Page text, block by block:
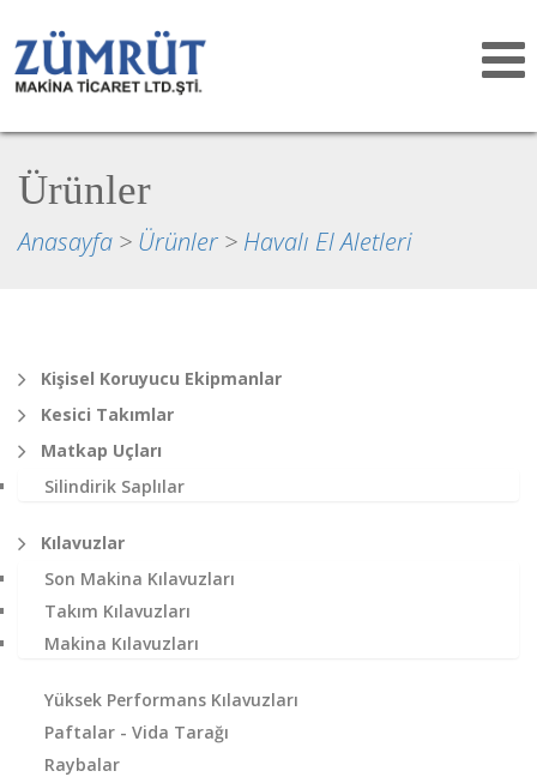
Toggle
Ürünler
Anasayfa > Ürünler > Havalı El Aletleri
Kişisel Koruyucu Ekipmanlar
Kesici Takımlar
Matkap Uçları
Silindirik Saplılar
Kılavuzlar
Son Makina Kılavuzları
Takım Kılavuzları
Makina Kılavuzları
Yüksek Performans Kılavuzları
Paftalar - Vida Tarağı
Raybalar